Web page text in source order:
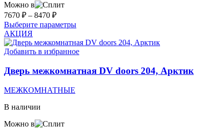
Можно в
7670 ₽ – 8470 ₽Диапазон
цен:
–
8470 ₽
Выберите параметрыЭтот
имеет
несколько
Опции
можно
АКЦИЯ
Добавить в избранное
Дверь межкомнатная DV doors 204, Арктик
МЕЖКОМНАТНЫЕ
В наличии
Можно в